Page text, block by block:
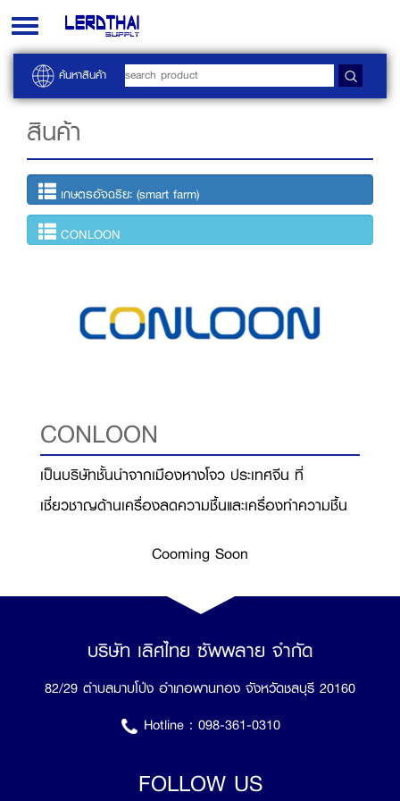
Toggle
navigation
ค้นหาสินค้า
สินค้า
เกษตรอัจฉริยะ (smart farm)
CONLOON
CONLOON
เป็นบริษัทชั้นนำจากเมืองหางโจว ประเทศจีน ที่
เชี่ยวชาญด้านเครื่องลดความชื้นและเครื่องทำความชื้น
Cooming Soon
บริษัท เลิศไทย ซัพพลาย จำกัด
82/29 ตำบลมาบโป่ง อำเภอพานทอง จังหวัดชลบุรี 20160
Hotline : 098-361-0310
FOLLOW US